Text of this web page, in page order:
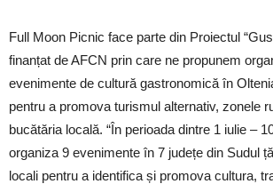
Full Moon Picnic face parte din Proiectul
finanțat de AFCN prin care ne propunem
evenimente de cultură gastronomică în
pentru a promova turismul alternativ, zonele
bucătăria locală. “În perioada dintre 1 iulie –
organiza 9 evenimente în 7 județe din Sudul
locali pentru a identifica și promova cultura,